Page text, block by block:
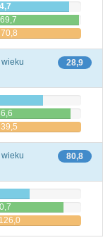
69,7
70,8
28,9
39,5
80,8
126,0